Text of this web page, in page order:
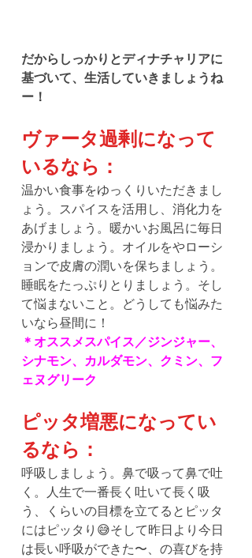
だからしっかりとディナチャリアに
基づいて、生活していきましょうね
ー！
ヴァータ過剰になって
いるなら：
温かい食事をゆっくりいただきまし
ょう。スパイスを活用し、消化力を
あげましょう。暖かいお風呂に毎日
浸かりましょう。オイルをやローシ
ョンで皮膚の潤いを保ちましょう。
睡眠をたっぷりとりましょう。そし
て悩まないこと。どうしても悩みた
いなら昼間に！
＊オススメスパイス／ジンジャー、
シナモン、カルダモン、クミン、フ
ェヌグリーク
ピッタ増悪になってい
るなら：
呼吸しましょう。鼻で吸って鼻で吐
く。人生で一番長く吐いて長く吸
う、くらいの目標を立てるとピッタ
にはピッタり😅そして昨日より今日
は長い呼吸ができた〜、の喜びを持